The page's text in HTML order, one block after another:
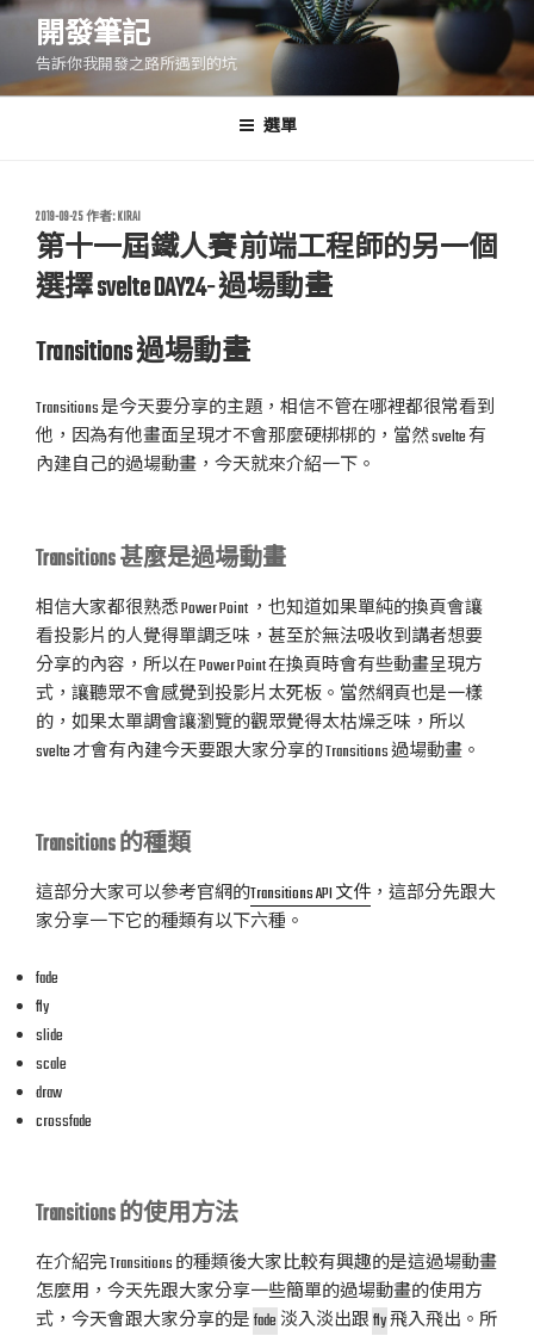
跳
要
開發筆記
告訴你我開發之路所遇到的坑
選單
發
佈
於
2019-09-25作者:KIRAI
第十一屆鐵人賽 前端工程師的另一個
選擇 svelte DAY24- 過場動畫
Transitions 過場動畫
Transitions 是今天要分享的主題，相信不管在哪裡都很常看到
他，因為有他畫面呈現才不會那麼硬梆梆的，當然 svelte 有
內建自己的過場動畫，今天就來介紹一下。
Transitions 甚麼是過場動畫
相信大家都很熟悉 Power Point ，也知道如果單純的換頁會讓
看投影片的人覺得單調乏味，甚至於無法吸收到講者想要
分享的內容，所以在 Power Point 在換頁時會有些動畫呈現方
式，讓聽眾不會感覺到投影片太死板。當然網頁也是一樣
的，如果太單調會讓瀏覽的觀眾覺得太枯燥乏味，所以
svelte 才會有內建今天要跟大家分享的 Transitions 過場動畫。
Transitions 的種類
這部分大家可以參考官網的Transitions API 文件，這部分先跟大
家分享一下它的種類有以下六種。
fade
fly
slide
scale
draw
crossfade
Transitions 的使用方法
在介紹完 Transitions 的種類後大家比較有興趣的是這過場動畫
怎麼用，今天先跟大家分享一些簡單的過場動畫的使用方
式，今天會跟大家分享的是fade淡入淡出跟fly飛入飛出。所